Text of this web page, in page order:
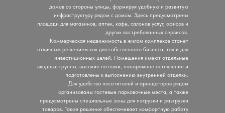
домов со стороны улицы, формируя удобную и развитую
инфраструктуру рядом с домом. Здесь предусмотрены
площади для магазинов, аптек, кафе, салонов услуг, офисов и
других востребованных сервисов.
Коммерческая недвижимость в жилом комплексе станет
отличным решением как для собственного бизнеса, так и для
инвестиционных целей. Помещения имеют отдельные
входные группы, высокие потолки, панорамное остекление и
подготовлены к выполнению внутренней отделки.
Для удобства посетителей и арендаторов рядом
организованы гостевые парковочные места, а также
предусмотрены специальные зоны для погрузки и разгрузки
товаров. Такое решение обеспечивает комфортную работу